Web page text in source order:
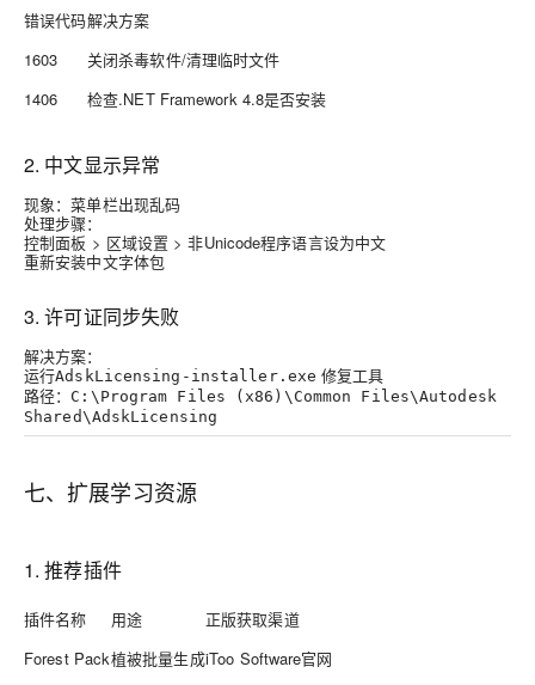
错误代码解决方案
1603
关闭杀毒软件/清理临时文件
1406
检查.NET Framework 4.8是否安装
2. 中文显示异常
现象：菜单栏出现乱码
处理步骤：
控制面板 > 区域设置 > 非Unicode程序语言设为中文
重新安装中文字体包
3. 许可证同步失败
解决方案：
运行AdskLicensing-installer.exe 修复工具
路径：
C:\Program Files (x86)\Common Files\Autodesk
Shared\AdskLicensing
七、扩展学习资源
1. 推荐插件
插件名称 用途
正版获取渠道
Forest Pack植被批量生成iToo Software官网